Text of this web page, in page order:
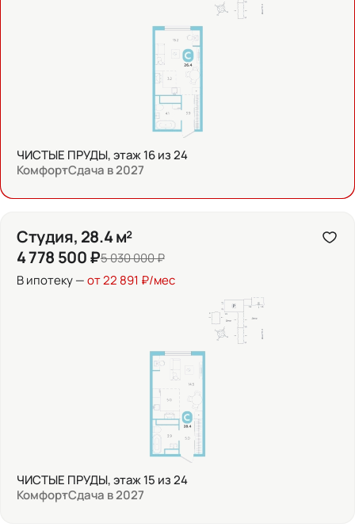
ЧИСТЫЕ ПРУДЫ, этаж 16 из 24
КомфортСдача в 2027
Студия, 28.4 м²
4 778 500 ₽5 030 000 ₽
В ипотеку —от 22 891 ₽/мес
ЧИСТЫЕ ПРУДЫ, этаж 15 из 24
КомфортСдача в 2027